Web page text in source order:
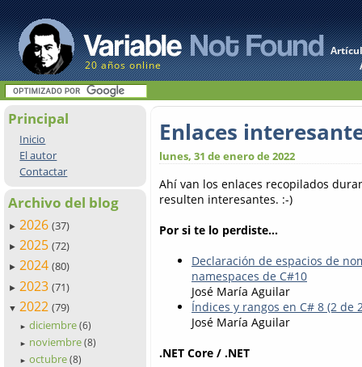
20 años online
Principal
Inicio
El autor
Contactar
Archivo del blog
► 2026 (37)
► 2025 (72)
► 2024 (80)
► 2023 (71)
▼ 2022 (79)
► diciembre (6)
► noviembre (8)
► octubre (8)
Enlaces
lunes, 31 de enero de 2022
Ahí van los enlaces recopilados
resulten interesantes. :-)
Por si te lo perdiste...
Declaración de espacios de
namespaces de C#10
José María Aguilar
Índices y rangos en C# 8 (2 de
José María Aguilar
.NET Core / .NET